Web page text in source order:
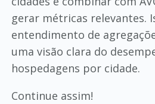
gerar métricas relevantes.
entendimento de
uma visão clara do
hospedagens por cidade.
Continue assim!